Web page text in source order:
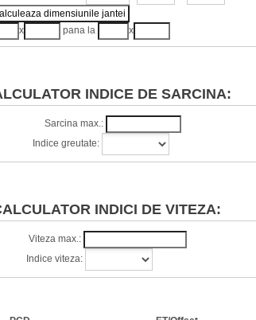
x pana la x
INDICE DE SARCINA:
Sarcina max.:
Indice greutate:
INDICI DE VITEZA:
Viteza max.:
Indice viteza: